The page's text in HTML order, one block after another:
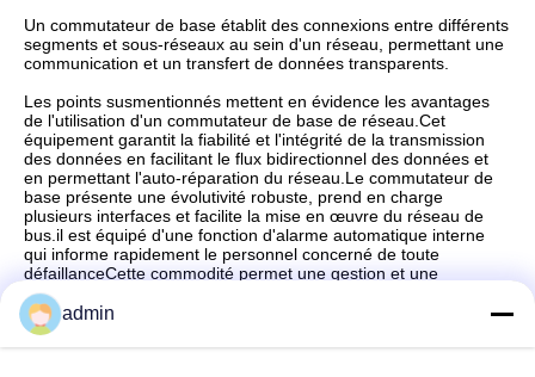
Un commutateur de base établit des connexions entre différents
segments et sous-réseaux au sein d'un réseau, permettant une
communication et un transfert de données transparents.
Les points susmentionnés mettent en évidence les avantages
de l'utilisation d'un commutateur de base de réseau.Cet
équipement garantit la fiabilité et l'intégrité de la transmission
des données en facilitant le flux bidirectionnel des données et
en permettant l'auto-réparation du réseau.Le commutateur de
base présente une évolutivité robuste, prend en charge
plusieurs interfaces et facilite la mise en œuvre du réseau de
bus.il est équipé d'une fonction d'alarme automatique interne
qui informe rapidement le personnel concerné de toute
défaillanceCette commodité permet une gestion et une
maintenance à distance efficaces.
admin